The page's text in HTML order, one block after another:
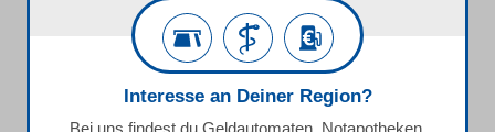
Interesse an Deiner Region?